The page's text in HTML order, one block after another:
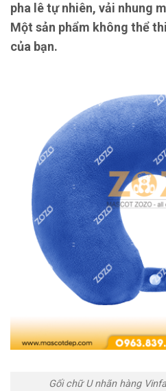
pha lê tự nhiên, vải nhung
Một sản phẩm không thể
của bạn.
Gối chữ U nhãn hàng